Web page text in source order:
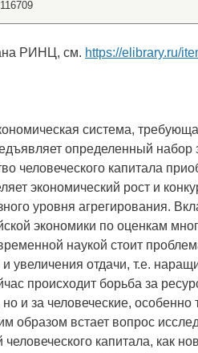
РИНЦ, см. https://elibrary.ru/
система,
определенный набор
человеческого капитала
экономический рост и
уровня агрегирования.
экономики по оценкам
наукой стоит
увеличения отдачи, т.е.
происходит борьба за
и за человеческие, особенно
образом встает вопрос
капитала, как